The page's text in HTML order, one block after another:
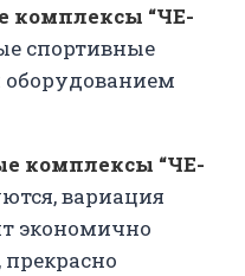
комплексы “ЧЕ-
спортивные
комплексы “ЧЕ-
вариация
экономично
прекрасно